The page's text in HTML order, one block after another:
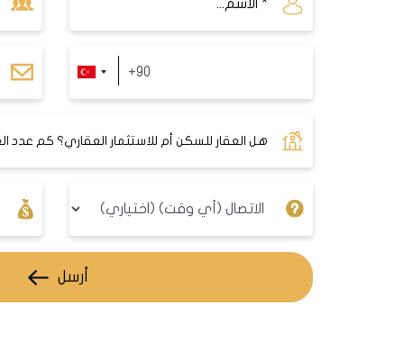
يقع بالقرب من محطة كرازلي
خلابة. يمكنك الوصول إلى تقسيم ومناطق
أرسل